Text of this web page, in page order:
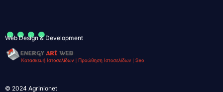
....
Web Design & Development
© 2024 Agrinionet